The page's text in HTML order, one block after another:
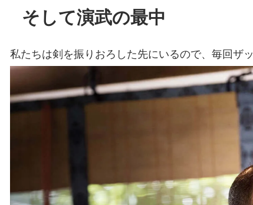
そして演武の最中
私たちは剣を振りおろした先にいるので、毎回ザ